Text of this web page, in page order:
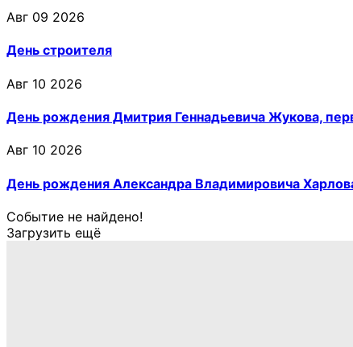
Авг 09 2026
День строителя
Авг 10 2026
День рождения Дмитрия Геннадьевича Жукова,
Авг 10 2026
День рождения Александра Владимировича
Событие не найдено!
Загрузить ещё